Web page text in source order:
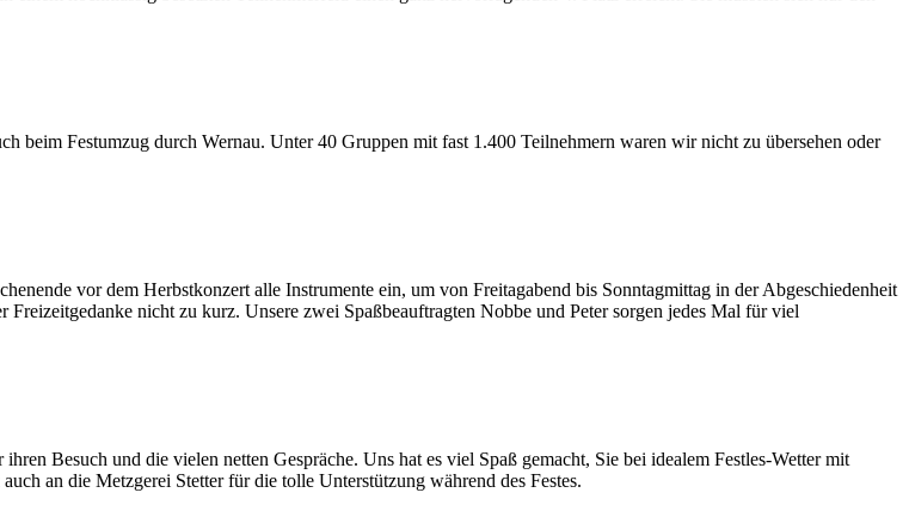
beim Festumzug durch Wernau. Unter 40 Gruppen mit fast 1.400 Teilnehmern waren wir nicht zu übersehen oder
vor dem Herbstkonzert alle Instrumente ein, um von Freitagabend bis Sonntagmittag in der Abgeschiedenheit
nicht zu kurz. Unsere zwei Spaßbeauftragten Nobbe und Peter sorgen jedes Mal für viel
Besuch und die vielen netten Gespräche. Uns hat es viel Spaß gemacht, Sie bei idealem Festles-Wetter mit
an die Metzgerei Stetter für die tolle Unterstützung während des Festes.